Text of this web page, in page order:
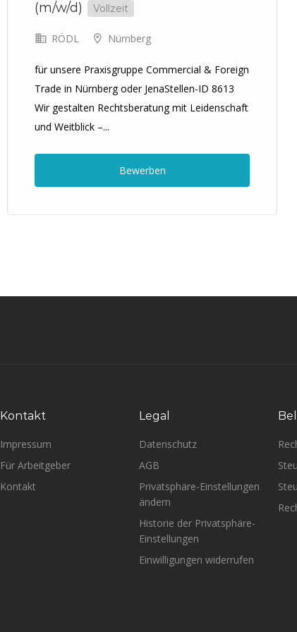
(m/w/d)
Vollzeit
RÖDL Nürnberg
für unsere Praxisgruppe Commercial & Foreign
Trade in Nürnberg oder JenaStellen-ID 8613
Wir gestalten Rechtsberatung mit Leidenschaft
und Weitblick –...
Bewerben
Kontakt
Impressum
Für Arbeitgeber
Kontakt
Legal
Datenschutz
AGB
Privatsphäre-Einstellungen
ändern
Historie der Privatsphäre-
Einstellungen
Einwilligungen widerrufen